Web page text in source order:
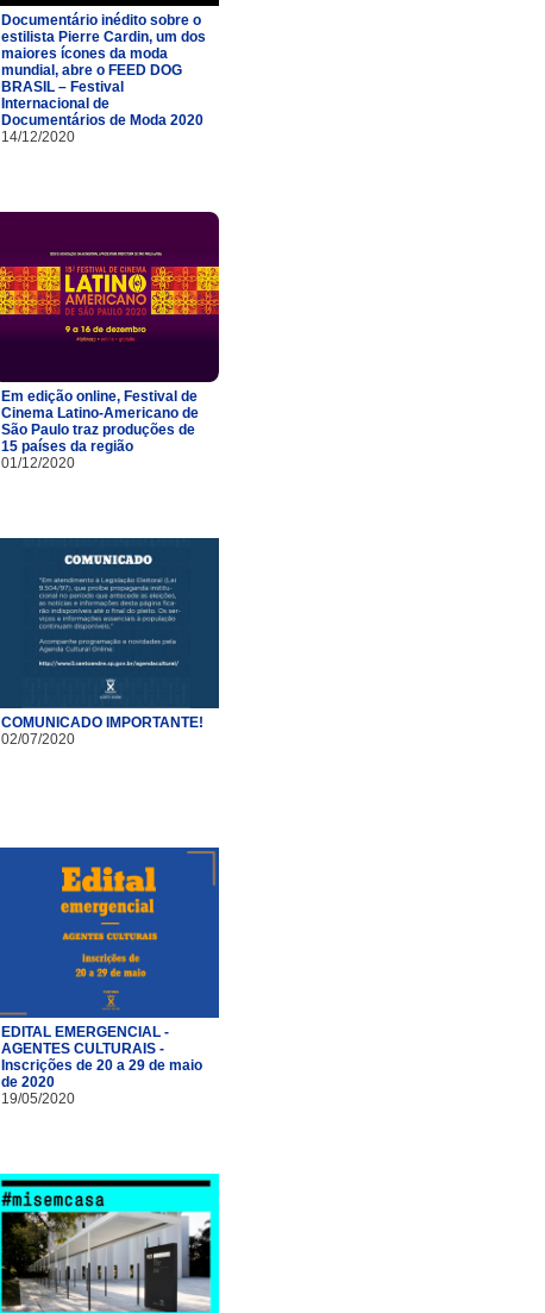
Documentário inédito sobre o
estilista Pierre Cardin, um dos
maiores ícones da moda
mundial, abre o FEED DOG
BRASIL – Festival
Internacional de
Documentários de Moda 2020
14/12/2020
Em edição online, Festival de
Cinema Latino-Americano de
São Paulo traz produções de
15 países da região
01/12/2020
COMUNICADO IMPORTANTE!
02/07/2020
EDITAL EMERGENCIAL -
AGENTES CULTURAIS -
Inscrições de 20 a 29 de maio
de 2020
19/05/2020